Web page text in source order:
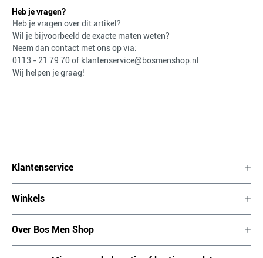
Heb je vragen?
Heb je vragen over dit artikel?
Wil je bijvoorbeeld de exacte maten weten?
Neem dan contact met ons op via:
0113 - 21 79 70 of klantenservice@bosmenshop.nl
Wij helpen je graag!
Klantenservice
Winkels
Over Bos Men Shop